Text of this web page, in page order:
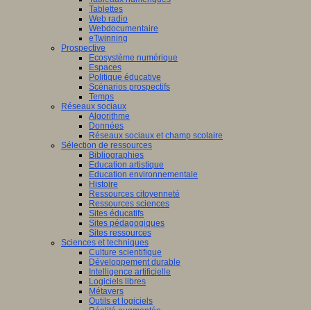
Tablettes
Web radio
Webdocumentaire
eTwinning
Prospective
Ecosystème numérique
Espaces
Politique éducative
Scénarios prospectifs
Temps
Réseaux sociaux
Algorithme
Données
Réseaux sociaux et champ scolaire
Sélection de ressources
Bibliographies
Education artistique
Education environnementale
Histoire
Ressources citoyenneté
Ressources sciences
Sites éducatifs
Sites pédagogiques
Sites ressources
Sciences et techniques
Culture scientifique
Développement durable
Intelligence artificielle
Logiciels libres
Métavers
Outils et logiciels